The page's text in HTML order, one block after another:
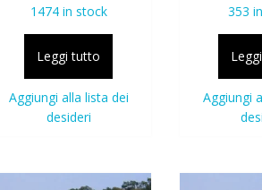
1474 in stock
Leggi tutto
Aggiungi alla lista dei
desideri
353
Aggiungi